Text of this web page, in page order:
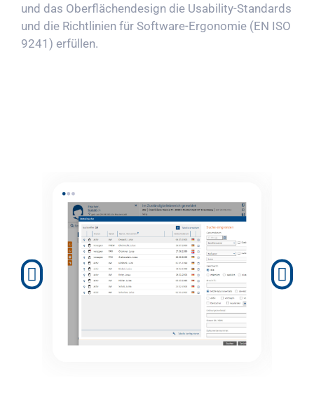
und das Oberflächendesign die Usability-Standards
und die Richtlinien für Software-Ergonomie (EN ISO
9241) erfüllen.